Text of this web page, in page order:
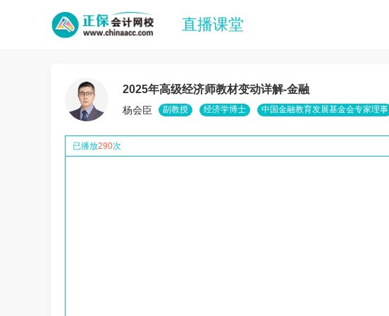
直播课堂
2025年高级经济师教材变动详解-金融
杨会臣 副教授 经济学博士 中国金融教育发展基金会专家理事
已播放290次